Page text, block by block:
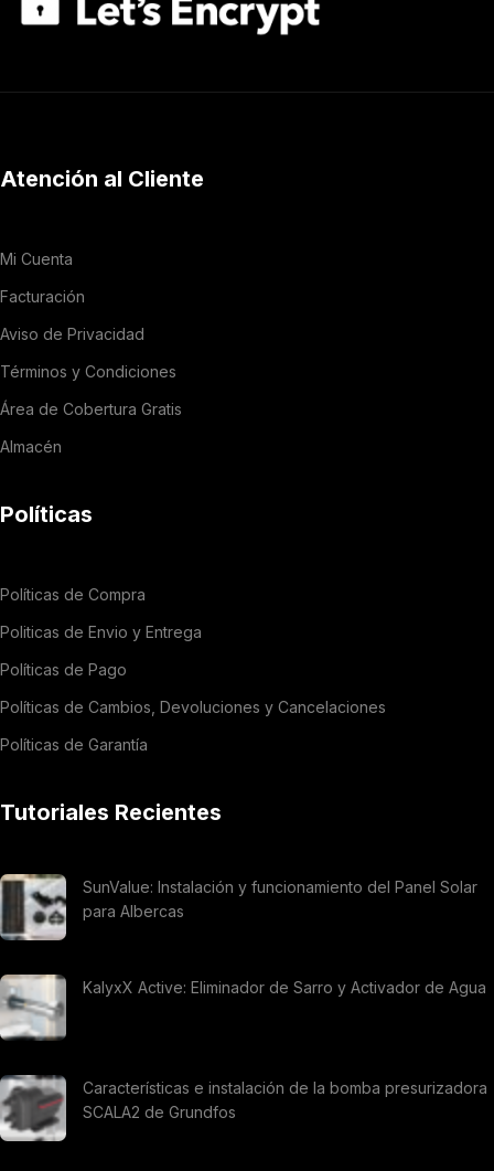
Atención al Cliente
Mi Cuenta
Facturación
Aviso de Privacidad
Términos y Condiciones
Área de Cobertura Gratis
Almacén
Políticas
Políticas de Compra
Politicas de Envio y Entrega
Políticas de Pago
Políticas de Cambios, Devoluciones y Cancelaciones
Políticas de Garantía
Tutoriales Recientes
SunValue: Instalación y funcionamiento del Panel Solar
para Albercas
KalyxX Active: Eliminador de Sarro y Activador de Agua
Características e instalación de la bomba presurizadora
SCALA2 de Grundfos